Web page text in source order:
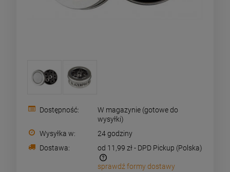
Dostępność:
W magazynie (gotowe do
wysyłki)
Wysyłka w:
24 godziny
Dostawa:
od 11,99 zł - DPD Pickup (Polska)
Zamówienia o wartości powyżej 199pln wysyłamy za
sprawdź formy dostawy